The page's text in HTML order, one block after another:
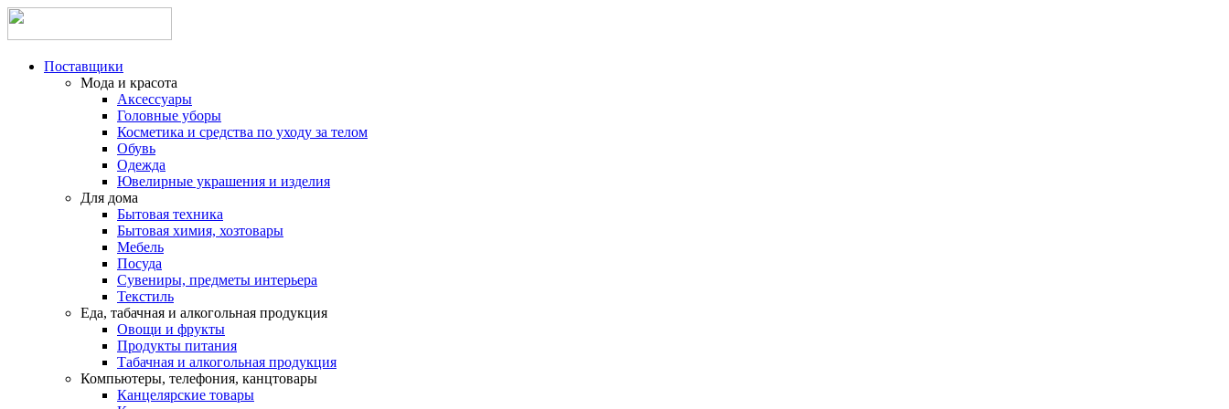
Поставщики
Мода и красота
Аксессуары
Головные уборы
Косметика и средства по уходу за телом
Обувь
Одежда
Ювелирные украшения и изделия
Для дома
Бытовая техника
Бытовая химия, хозтовары
Мебель
Посуда
Сувениры, предметы интерьера
Текстиль
Еда, табачная и алкогольная продукция
Овощи и фрукты
Продукты питания
Табачная и алкогольная продукция
Компьютеры, телефония, канцтовары
Канцелярские товары